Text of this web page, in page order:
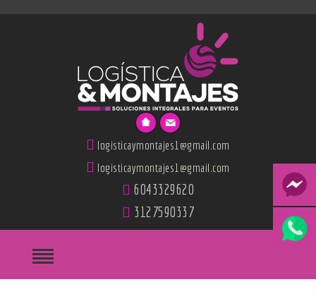
logisticaymontajes1@gmail.com
logisticaymontajes1@gmail.com
6043329620
3127590337